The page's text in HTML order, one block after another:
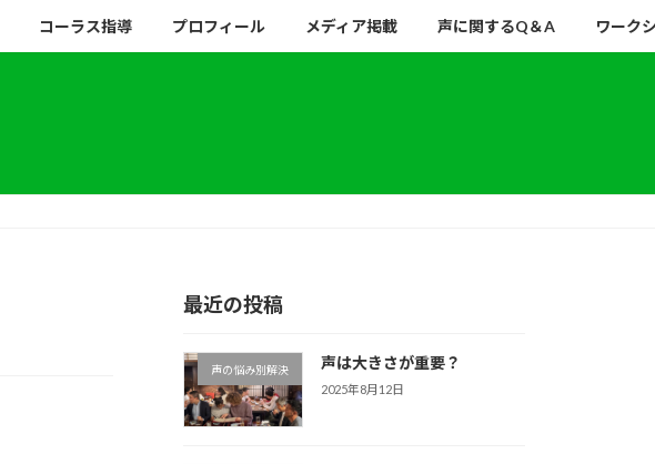
コーラス指導 プロフィール メディア掲載 声に関するQ＆A ワーク
最近の投稿
声の悩み別解決 声は大きさが重要？
2025年8月12日